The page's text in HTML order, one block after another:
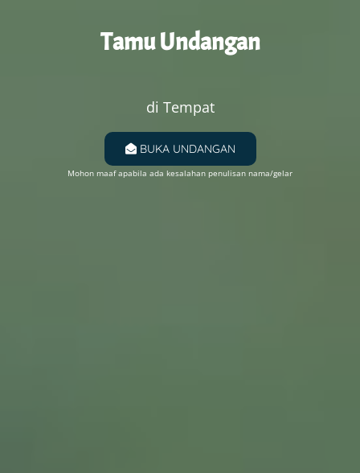
The Wedding
Kia & Ais
Tamu Undangan
di Tempat
BUKA UNDANGAN
Mohon maaf apabila ada kesalahan penulisan nama/gelar